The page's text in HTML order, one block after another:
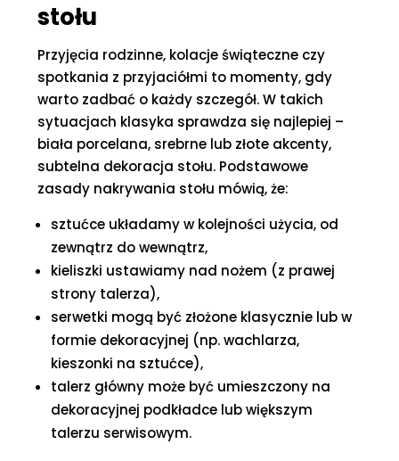
stołu
Przyjęcia rodzinne, kolacje świąteczne czy
spotkania z przyjaciółmi to momenty, gdy
warto zadbać o każdy szczegół. W takich
sytuacjach klasyka sprawdza się najlepiej –
biała porcelana, srebrne lub złote akcenty,
subtelna dekoracja stołu. Podstawowe
zasady nakrywania stołu mówią, że:
sztućce układamy w kolejności użycia, od
zewnątrz do wewnątrz,
kieliszki ustawiamy nad nożem (z prawej
strony talerza),
serwetki mogą być złożone klasycznie lub w
formie dekoracyjnej (np. wachlarza,
kieszonki na sztućce),
talerz główny może być umieszczony na
dekoracyjnej podkładce lub większym
talerzu serwisowym.